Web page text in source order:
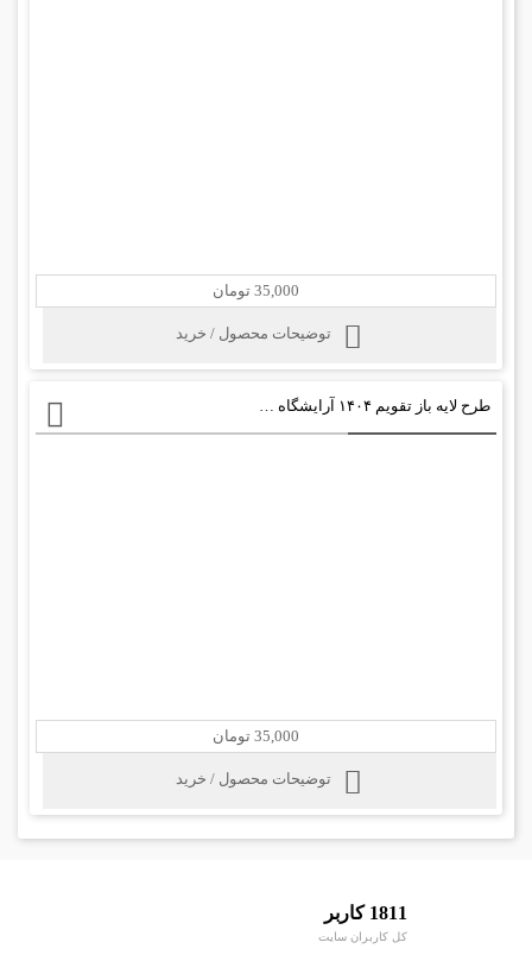
35,000 تومان
توضیحات محصول / خرید
35,000 تومان
توضیحات محصول / خرید
1811 کاربر
کل کاربران سایت